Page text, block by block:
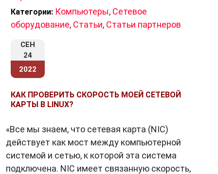
Категории: Компьютеры, Сетевое
оборудование, Статьи, Статьи партнеров
СЕН
24
2022
КАК ПРОВЕРИТЬ СКОРОСТЬ МОЕЙ СЕТЕВОЙ
КАРТЫ В LINUX?
«Все мы знаем, что сетевая карта (NIC)
действует как мост между компьютерной
системой и сетью, к которой эта система
подключена. NIC имеет связанную скорость,